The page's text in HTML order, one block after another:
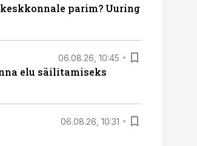
parim? Uuring
06.08.26, 10:45
elu säilitamiseks
06.08.26, 10:31